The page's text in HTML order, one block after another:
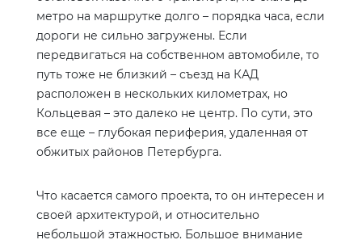
метро на маршрутке долго – порядка часа, если
дороги не сильно загружены. Если
передвигаться на собственном автомобиле, то
путь тоже не близкий – съезд на КАД
расположен в нескольких километрах, но
Кольцевая – это далеко не центр. По сути, это
все еще – глубокая периферия, удаленная от
обжитых районов Петербурга.
Что касается самого проекта, то он интересен и
своей архитектурой, и относительно
небольшой этажностью. Большое внимание